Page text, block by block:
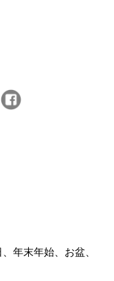
年末年始、お盆、